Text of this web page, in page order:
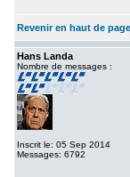
Revenir en haut de page
Hans Landa
Nombre de messages :
Inscrit le: 05 Sep 2014
Messages: 6792